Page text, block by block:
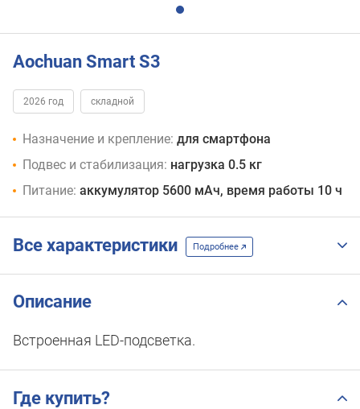
Aochuan Smart S3
2026 год складной
Назначение и крепление: для смартфона
Подвес и стабилизация: нагрузка 0.5 кг
Питание: аккумулятор 5600 мАч, время работы 10 ч
Все характеристики Подробнее
Описание
Встроенная LED-подсветка.
Где купить?